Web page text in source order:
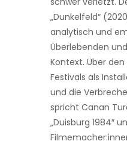
„Dunkelfeld“
analytisch und
Überlebenden
Kontext. Über
Festivals als
und die
spricht Canan
„Duisburg 1984″